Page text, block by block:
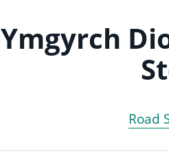
Ymgyrch
Road